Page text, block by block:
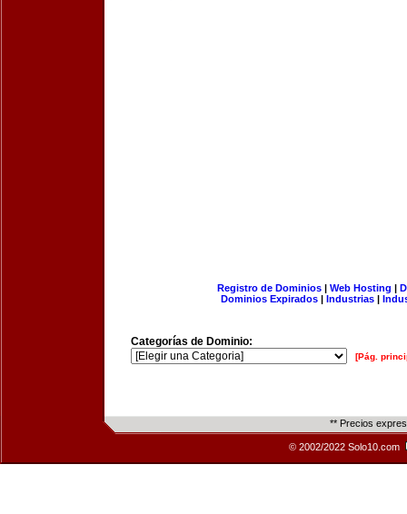
Registro de Dominios| Web Hosting |
Dominios Expirados | Industrias |
Categorías de Dominio:
[Pág.
** Precios
© 2002/2022 Solo10.com